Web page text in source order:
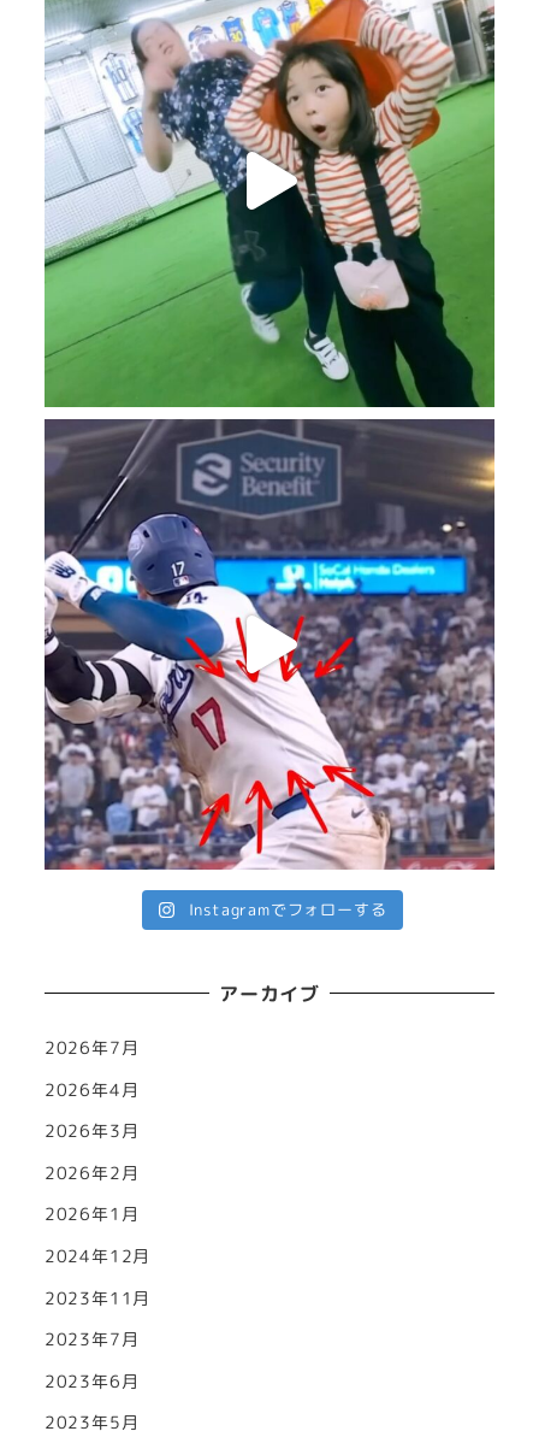
Instagramでフォローする
アーカイブ
2026年7月
2026年4月
2026年3月
2026年2月
2026年1月
2024年12月
2023年11月
2023年7月
2023年6月
2023年5月